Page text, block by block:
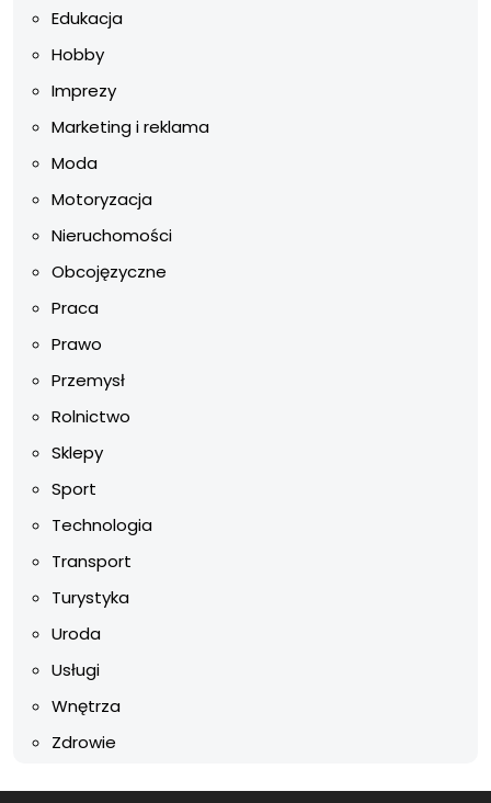
Edukacja
Hobby
Imprezy
Marketing i reklama
Moda
Motoryzacja
Nieruchomości
Obcojęzyczne
Praca
Prawo
Przemysł
Rolnictwo
Sklepy
Sport
Technologia
Transport
Turystyka
Uroda
Usługi
Wnętrza
Zdrowie